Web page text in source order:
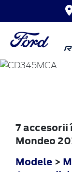
7 accesorii
Mondeo
Modele >